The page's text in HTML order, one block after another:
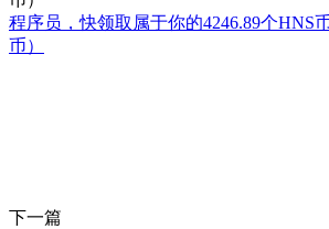
程序员，快领取属于你的4246.89个HNS
币）
下一篇